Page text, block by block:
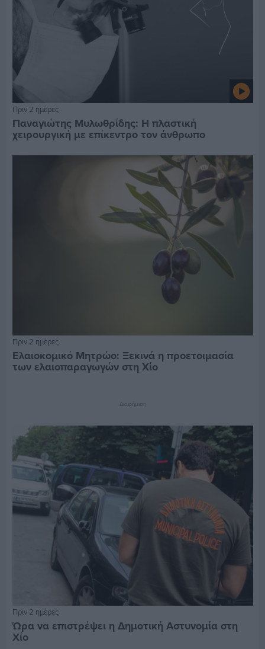
Πριν 2 ημέρες
Παναγιώτης Μυλωθρίδης: Η πλαστική
χειρουργική με επίκεντρο τον άνθρωπο
Πριν 2 ημέρες
Ελαιοκομικό Μητρώο: Ξεκινά η προετοιμασία
των ελαιοπαραγωγών στη Χίο
Διαφήμιση
Πριν 2 ημέρες
Ώρα να επιστρέψει η Δημοτική Αστυνομία στη
Χίο